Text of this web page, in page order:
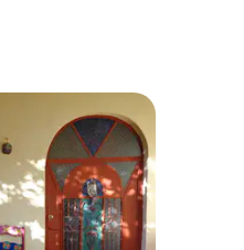
avaliações